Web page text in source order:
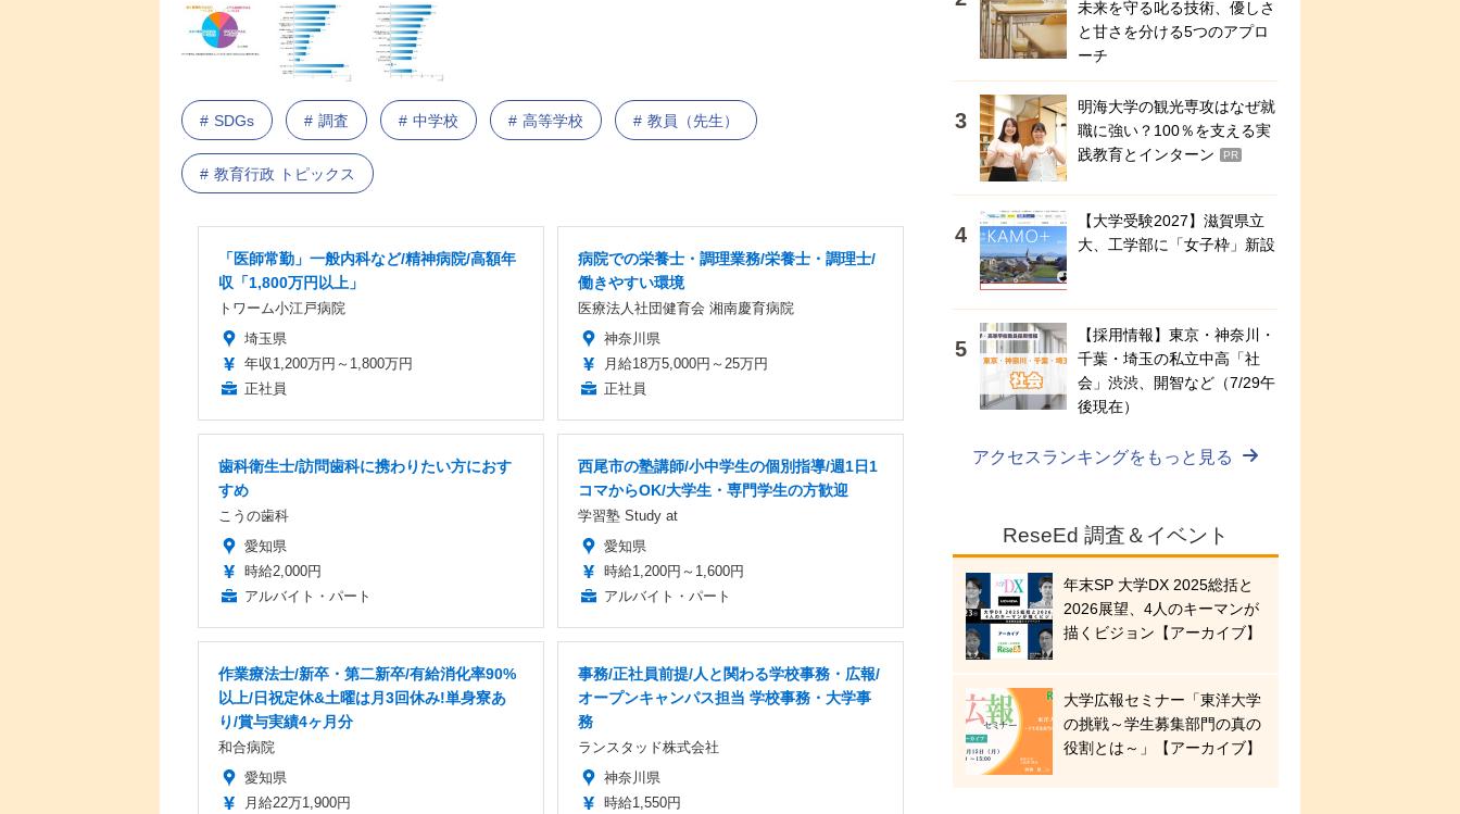
SDGs 調査 中学校 高等学校 教員（先生）
教育行政 トピックス
「医師常勤」一般内科など/精神病院/高額年
収「1,800万円以上」
トワーム小江戸病院
埼玉県
年収1,200万円～1,800万円
正社員
病院での栄養士・調理業務/栄養士・調理士/
働きやすい環境
医療法人社団健育会 湘南慶育病院
神奈川県
月給18万5,000円～25万円
正社員
歯科衛生士/訪問歯科に携わりたい方におす
すめ
こうの歯科
愛知県
時給2,000円
アルバイト・パート
西尾市の塾講師/小中学生の個別指導/週1日1
コマからOK/大学生・専門学生の方歓迎
学習塾 Study at
愛知県
時給1,200円～1,600円
アルバイト・パート
作業療法士/新卒・第二新卒/有給消化率90%
以上/日祝定休&土曜は月3回休み!単身寮あ
り/賞与実績4ヶ月分
和合病院
愛知県
月給22万1,900円
事務/正社員前提/人と関わる学校事務・広報/
オープンキャンパス担当 学校事務・大学事
務
ランスタッド株式会社
神奈川県
時給1,550円
未来を守る叱る技術、優しさ
と甘さを分ける5つのアプロ
ーチ
明海大学の観光専攻はなぜ就
職に強い？100％を支える実
践教育とインターン
PR
【大学受験2027】滋賀県立
大、工学部に「女子枠」新設
【採用情報】東京・神奈川・
千葉・埼玉の私立中高「社
会」渋渋、開智など（7/29午
後現在）
アクセスランキングをもっと見る
ReseEd 調査＆イベント
年末SP 大学DX 2025総括と
2026展望、4人のキーマンが
描くビジョン【アーカイブ】
大学広報セミナー「東洋大学
の挑戦～学生募集部門の真の
役割とは～」【アーカイブ】